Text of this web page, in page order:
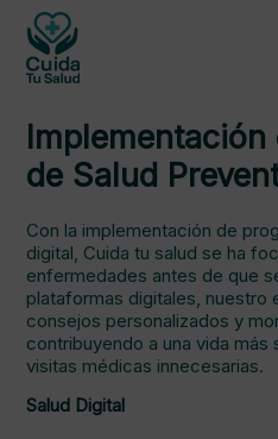
Implementación
de Salud
Con la implementación de
digital, Cuida tu salud se ha
enfermedades antes de que
plataformas digitales,
consejos personalizados y
contribuyendo a una vida más
visitas médicas innecesarias.
Salud Digital